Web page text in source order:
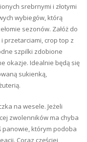
srebrnymi i złotymi
wybiegów, którą
sezonów. Załóż do
przetarciami, crop top z
szpilki zdobione
okazje. Idealnie będą się
sukienką,
na wesele. Jeżeli
zwolenników ma chyba
panowie, którym podoba
Coraz częściej